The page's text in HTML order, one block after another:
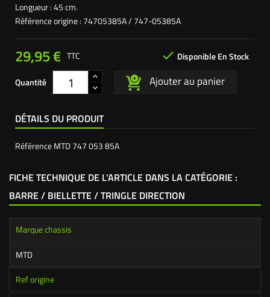
Longueur : 45 cm.
Référence origine : 74705385A / 747-05385A
29,95 €  Disponible En Stock
TTC
Quantité Ajouter au panier
DÉTAILS DU PRODUIT
RéférenceMTD 747 053 85A
FICHE TECHNIQUE DE L'ARTICLE DANS LA CATÉGORIE :
BARRE / BIELLETTE / TRINGLE DIRECTION
Marque chassis
MTD
Ref origine